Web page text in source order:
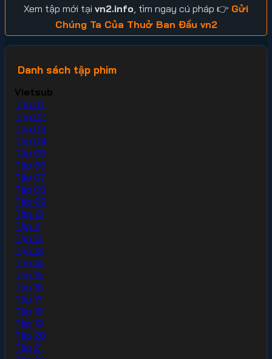
Xem tập mới tại vn2.info , tìm ngay cú pháp 👉 Gửi
Chúng Ta Của Thuở Ban Đầu vn2
Danh sách tập phim
Vietsub
Tập 01
Tập 02
Tập 03
Tập 04
Tập 05
Tập 06
Tập 07
Tập 08
Tập 09
Tập 10
Tập 11
Tập 12
Tập 13
Tập 14
Tập 15
Tập 16
Tập 17
Tập 18
Tập 19
Tập 20
Tập 21